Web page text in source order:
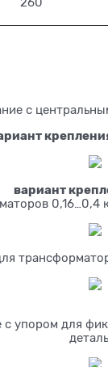
с
вариант
0,16…0,4
с упором для